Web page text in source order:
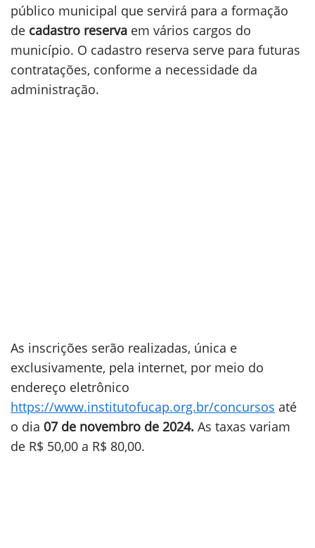
público municipal que servirá para a formação
de cadastro reserva em vários cargos do
município. O cadastro reserva serve para futuras
contratações, conforme a necessidade da
administração.
As inscrições serão realizadas, única e
exclusivamente, pela internet, por meio do
endereço eletrônico
https://www.institutofucap.org.br/concursos até
o dia 07 de novembro de 2024. As taxas variam
de R$ 50,00 a R$ 80,00.